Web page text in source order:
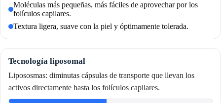
Moléculas más pequeñas, más fáciles de aprovechar por los
folículos capilares.
Textura ligera, suave con la piel y óptimamente tolerada.
Tecnología liposomal
Lipososmas: diminutas cápsulas de transporte que llevan los
activos directamente hasta los folículos capilares.